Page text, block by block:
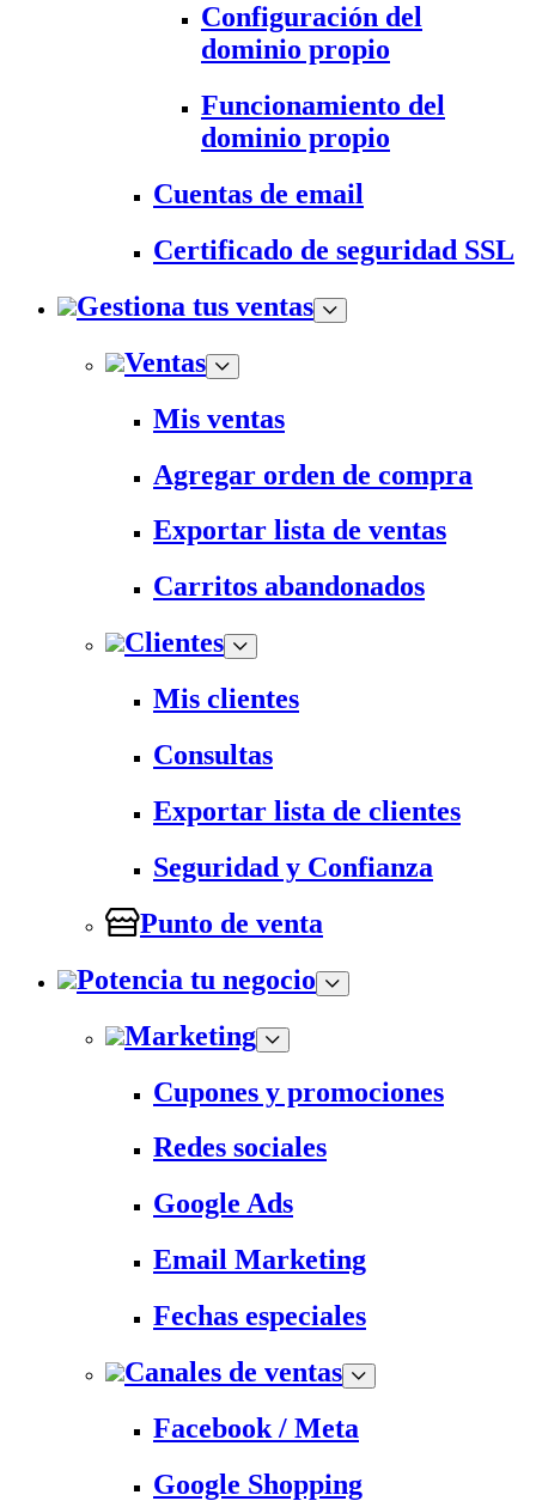
Configuración del
dominio propio
Funcionamiento del
dominio propio
Cuentas de email
Certificado de seguridad SSL
Gestiona tus ventas
Ventas
Mis ventas
Agregar orden de compra
Exportar lista de ventas
Carritos abandonados
Clientes
Mis clientes
Consultas
Exportar lista de clientes
Seguridad y Confianza
Punto de venta
Potencia tu negocio
Marketing
Cupones y promociones
Redes sociales
Google Ads
Email Marketing
Fechas especiales
Canales de ventas
Facebook / Meta
Google Shopping